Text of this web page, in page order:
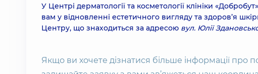
Комбіноване лікування акне та видалення дрібних
3560 грн
BBL)
3210 грн
У Центрі дерматології та косметології клініки
вам у відновленні естетичного вигляду та здоров’я
Центру, що знаходиться за адресою вул. Юлії
Якщо ви хочете дізнатися більше інформації